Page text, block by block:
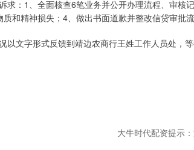
求：1、全面核查6笔业务并公开办理流程、审核
和精神损失；4、做出书面道歉并整改信贷审批流
以文字形式反馈到靖边农商行王姓工作人员处，
大牛时代配资提示